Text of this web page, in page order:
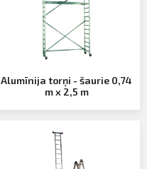
Alumīnija torņi - šaurie 0,74
m x 2,5 m